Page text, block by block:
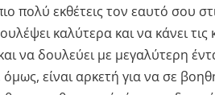
πολύ εκθέτεις τον εαυτό σου
καλύτερα και να κάνει
να δουλεύει με μεγαλύτερη
είναι αρκετή για να σε